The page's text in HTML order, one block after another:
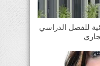
للفصل الدراسي